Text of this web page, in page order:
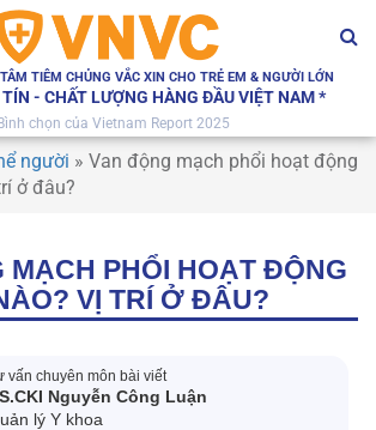
TIÊM CHỦNG VẮC XIN CHO TRẺ EM & NGƯỜI LỚN
- CHẤT LƯỢNG HÀNG ĐẦU VIỆT NAM *
chọn của Vietnam Report 2025
người » Van động mạch phổi hoạt động
ở đâu?
MẠCH PHỔI HOẠT ĐỘNG
VỊ TRÍ Ở ĐÂU?
vấn chuyên môn bài viết
Nguyễn Công Luận
lý Y khoa